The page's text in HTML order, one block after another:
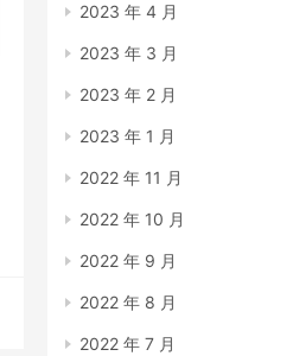
2023 年 4 月
2023 年 3 月
2023 年 2 月
2023 年 1 月
2022 年 11 月
2022 年 10 月
2022 年 9 月
2022 年 8 月
2022 年 7 月